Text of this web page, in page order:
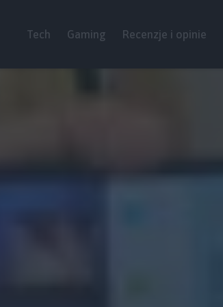
Tech Gaming Recenzje i opinie